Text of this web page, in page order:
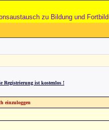
zu Bildung und
Registrierung ist kostenlos !
einzuloggen